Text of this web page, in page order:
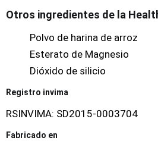
Otros ingredientes de la
Polvo de harina de arroz
Esterato de Magnesio
Dióxido de silicio
Registro invima
RSINVIMA: SD2015-0003704
Fabricado en